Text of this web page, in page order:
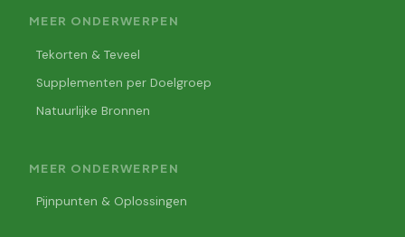
MEER ONDERWERPEN
Tekorten & Teveel
Supplementen per Doelgroep
Natuurlijke Bronnen
MEER ONDERWERPEN
Pijnpunten & Oplossingen